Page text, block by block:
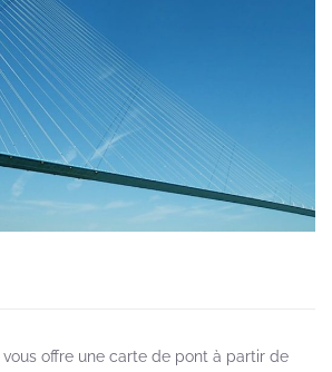
vous offre une carte de pont à partir de